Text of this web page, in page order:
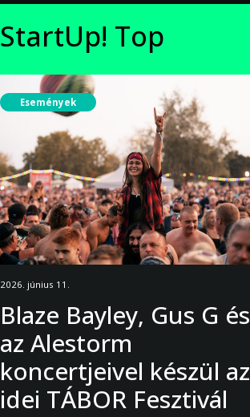
StartUp! Top
Események
2026. június 11.
Blaze Bayley, Gus G és
az Alestorm
koncertjeivel készül az
idei TÁBOR Fesztivál